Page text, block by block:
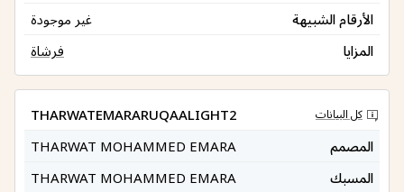
الأرقام الشبيهة
غير موجودة
المزايا
فرشاة
كل البيانات
THARWATEMARARUQAALIGHT2
المصمم
THARWAT MOHAMMED EMARA
المسبك
THARWAT MOHAMMED EMARA